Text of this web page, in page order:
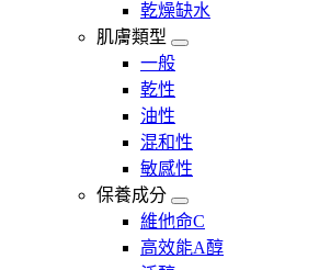
乾燥缺水
肌膚類型
一般
乾性
油性
混和性
敏感性
保養成分
維他命C
高效能A醇